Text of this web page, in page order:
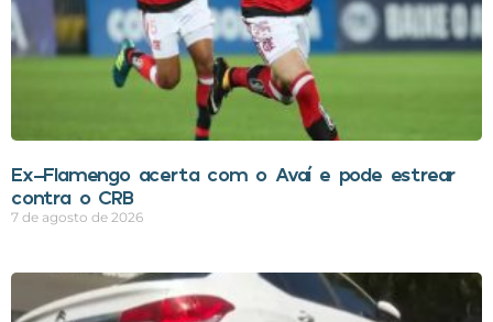
Ex-Flamengo acerta com o Avaí e pode estrear
contra o CRB
7 de agosto de 2026